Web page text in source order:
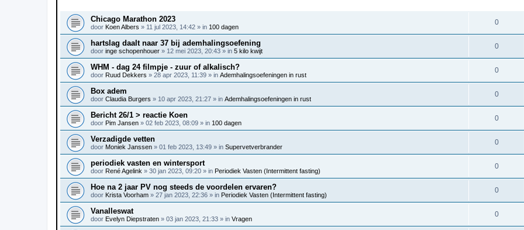
Chicago Marathon 2023
door Koen Albers » 11 jul 2023, 14:42 » in 100 dagen
0
hartslag daalt naar 37 bij ademhalingsoefening
door inge schopenhouer » 12 mei 2023, 20:43 » in 5 kilo kwijt
0
WHM - dag 24 filmpje - zuur of alkalisch?
door Ruud Dekkers » 28 apr 2023, 11:39 » in Ademhalingsoefeningen in rust
0
Box adem
door Claudia Burgers » 10 apr 2023, 21:27 » in Ademhalingsoefeningen in rust
0
Bericht 26/1 > reactie Koen
door Pim Jansen » 02 feb 2023, 08:09 » in 100 dagen
0
Verzadigde vetten
door Moniek Janssen » 01 feb 2023, 13:49 » in Supervetverbrander
0
periodiek vasten en wintersport
door René Agelink » 30 jan 2023, 09:20 » in Periodiek Vasten (Intermittent fasting)
0
Hoe na 2 jaar PV nog steeds de voordelen ervaren?
door Krista Voorham » 27 jan 2023, 22:36 » in Periodiek Vasten (Intermittent fasting)
0
Vanalleswat
door Evelyn Diepstraten » 03 jan 2023, 21:33 » in Vragen
0